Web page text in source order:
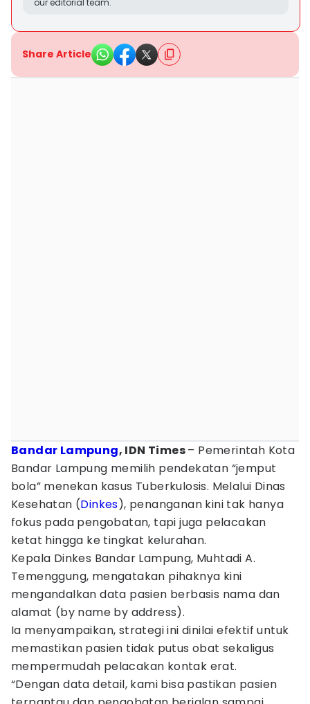
our editorial team.
Share Article
Bandar Lampung, IDN Times– Pemerintah Kota
Bandar Lampung memilih pendekatan “jemput
bola” menekan kasus Tuberkulosis. Melalui Dinas
Kesehatan (Dinkes), penanganan kini tak hanya
fokus pada pengobatan, tapi juga pelacakan
ketat hingga ke tingkat kelurahan.
Kepala Dinkes Bandar Lampung, Muhtadi A.
Temenggung, mengatakan pihaknya kini
mengandalkan data pasien berbasis nama dan
alamat (by name by address).
Ia menyampaikan, strategi ini dinilai efektif untuk
memastikan pasien tidak putus obat sekaligus
mempermudah pelacakan kontak erat.
“Dengan data detail, kami bisa pastikan pasien